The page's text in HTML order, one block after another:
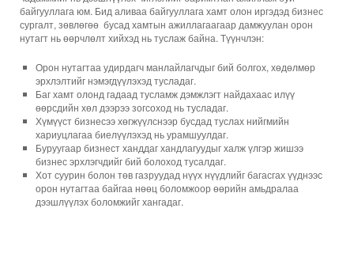
байгууллага юм. Бид аливаа байгууллага хамт олон иргэдэд бизнес
сургалт, зөвлөгөө бусад хамтын ажиллагаагаар дамжуулан орон
нутагт нь өөрчлөлт хийхэд нь туслаж байна. Түүнчлэн:
Орон нутагтаа удирдагч манлайлагчдыг бий болгох, хөдөлмөр
эрхлэлтийг нэмэгдүүлэхэд тусладаг.
Баг хамт олонд гадаад тусламж дэмжлэгт найдахаас илүү
өөрсдийн хөл дээрээ зогсоход нь тусладаг.
Хүмүүст бизнесээ хөгжүүлснээр бусдад туслах нийгмийн
хариуцлагаа биелүүлэхэд нь урамшуулдаг.
Буруугаар бизнест ханддаг хандлагуудыг халж үлгэр жишээ
бизнес эрхлэгчдийг бий болоход тусалдаг.
Хот суурин болон төв газруудад нүүх нүүдлийг багасгах үүднээс
орон нутагтаа байгаа нөөц боломжоор өөрийн амьдралаа
дээшлүүлэх боломжийг хангадаг.